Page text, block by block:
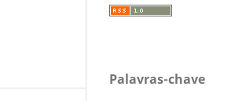
Palavras-chave